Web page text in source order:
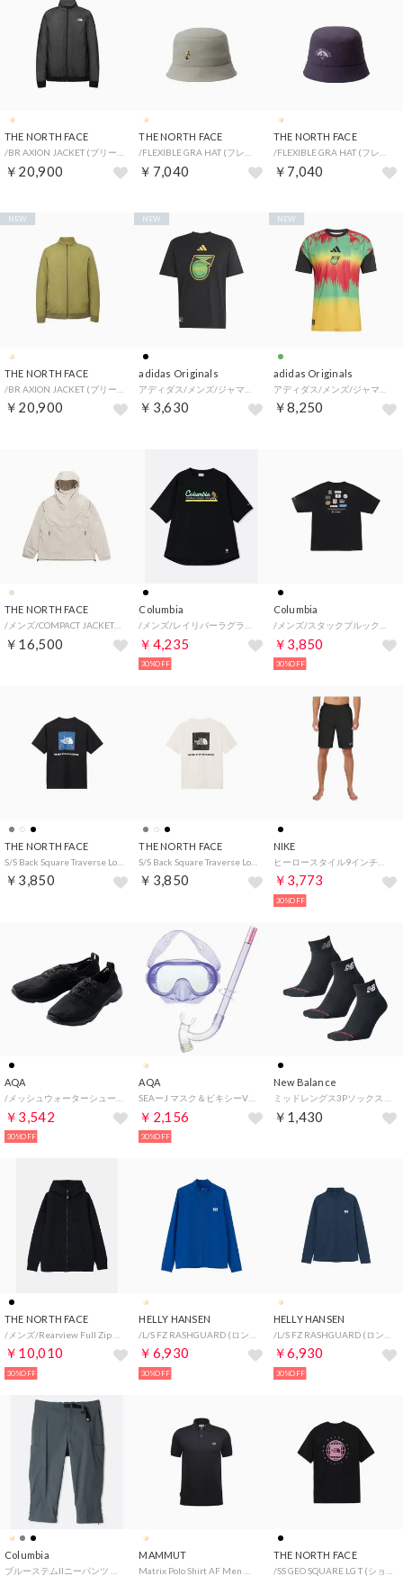
THE NORTH FACE
￥20,900
THE NORTH FACE
￥7,040
THE NORTH FACE
￥7,040
THE NORTH FACE
￥20,900
NEW
adidas Originals
￥3,630
NEW
adidas Originals
￥8,250
NEW
THE NORTH FACE
￥16,500
Columbia
￥4,235
30%OFF
Columbia
￥3,850
30%OFF
THE NORTH FACE
￥3,850
THE NORTH FACE
￥3,850
NIKE
￥3,773
30%OFF
AQA
￥3,542
30%OFF
AQA
￥2,156
30%OFF
New Balance
￥1,430
THE NORTH FACE
￥10,010
30%OFF
HELLY HANSEN
￥6,930
30%OFF
HELLY HANSEN
￥6,930
30%OFF
Columbia MAMMUT THE NORTH FACE